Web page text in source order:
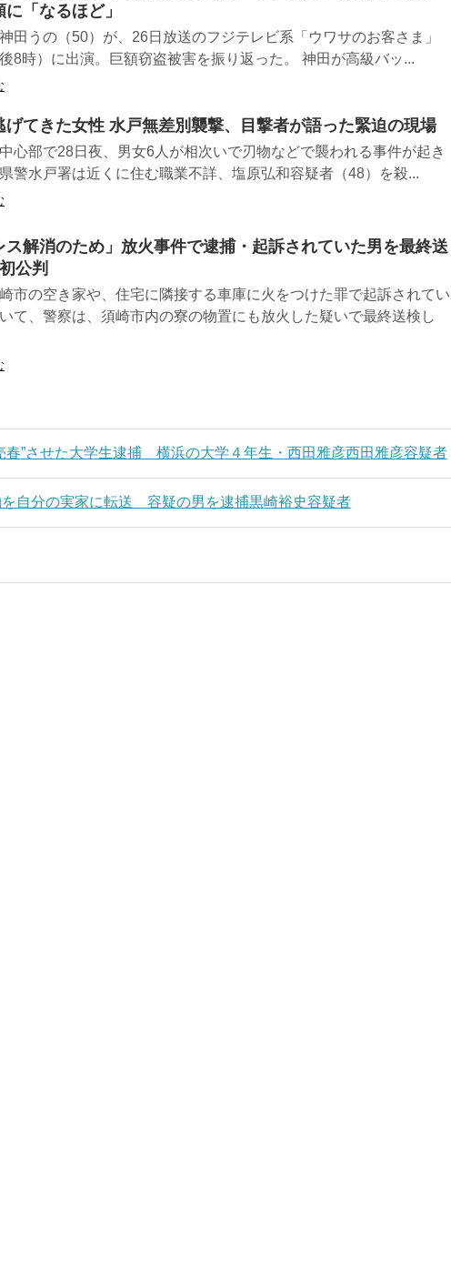
「なるほど」
田うの（50）が、26日放送のフジテレビ系「ウワサのお客さま」
後8時）に出演。巨額窃盗被害を振り返った。 神田が高級バッ...
げてきた女性 水戸無差別襲撃、目撃者が語った緊迫の現場
心部で28日夜、男女6人が相次いで刃物などで襲われる事件が起き
警水戸署は近くに住む職業不詳、塩原弘和容疑者（48）を殺...
ス解消のため」放火事件で逮捕・起訴されていた男を最終送
公判
市の空き家や、住宅に隣接する車庫に火をつけた罪で起訴されてい
て、警察は、須崎市内の寮の物置にも放火した疑いで最終送検し
春”させた大学生逮捕 横浜の大学４年生・西田雅彦西田雅彦容疑者
自分の実家に転送 容疑の男を逮捕黒崎裕史容疑者